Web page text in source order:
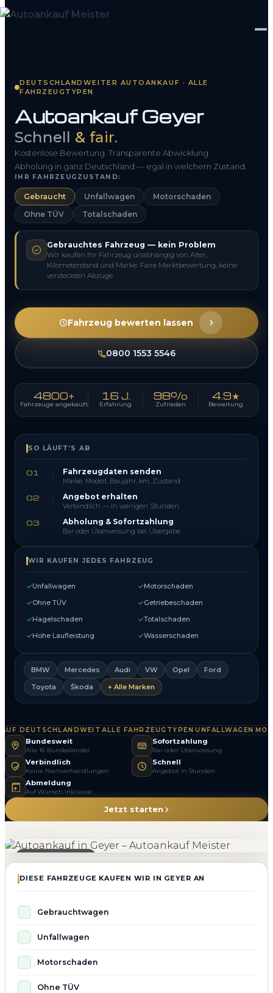
So funktioniert’s
Kontakt
FAQ
0800 1553 5546
Kostenlos anfragen
DEUTSCHLANDWEITER AUTOANKAUF · ALLE
FAHRZEUGTYPEN
Autoankauf Geyer
Schnell & fair.
Kostenlose Bewertung. Transparente Abwicklung.
Abholung in ganz Deutschland — egal in welchem Zustand.
IHR FAHRZEUGZUSTAND:
Gebraucht Unfallwagen
Motorschaden
Ohne TÜV
Totalschaden
Gebrauchtes Fahrzeug — kein Problem
Wir kaufen Ihr Fahrzeug unabhängig von Alter,
Kilometerstand und Marke. Faire Marktbewertung, keine
versteckten Abzüge.
Fahrzeug bewerten lassen
0800 1553 5546
4800+
Fahrzeuge angekauft
16 J.
Erfahrung
98%
Zufrieden
4.9★
Bewertung
SO LÄUFT’S AB
01 Fahrzeugdaten senden
Marke, Modell, Baujahr, km, Zustand
02 Angebot erhalten
Verbindlich — in wenigen Stunden
03 Abholung & Sofortzahlung
Bar oder Überweisung bei Übergabe
WIR KAUFEN JEDES FAHRZEUG
Unfallwagen
Motorschaden
Ohne TÜV
Getriebeschaden
Hagelschaden
Totalschaden
Hohe Laufleistung
Wasserschaden
BMW Mercedes Audi VW Opel
Ford
Toyota
Škoda + Alle Marken
DEUTSCHLANDWEIT·ALLE FAHRZEUGTYPEN·UNFALLWAGEN
Bundesweit
Alle 16 Bundesländer
Sofortzahlung
Bar oder Überweisung
Verbindlich
Keine Nachverhandlungen
Schnell
Angebot in Stunden
Abmeldung
Auf Wunsch inklusive
Jetzt starten
DIESE FAHRZEUGE KAUFEN WIR IN GEYER AN
Gebrauchtwagen
Unfallwagen
Motorschaden
Ohne TÜV